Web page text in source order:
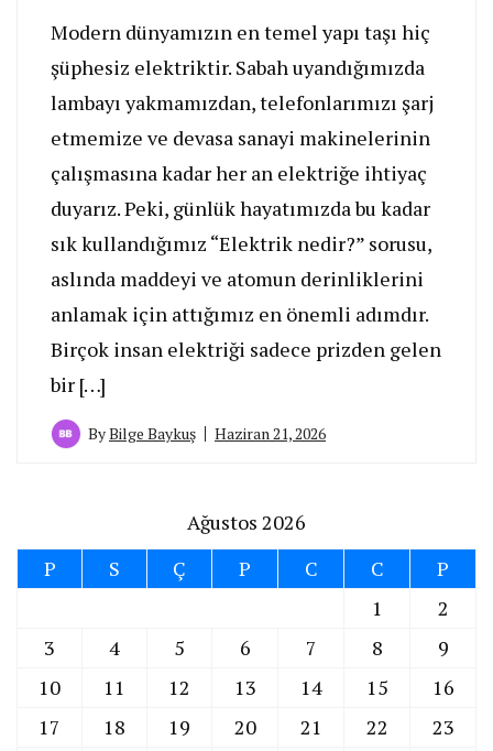
Modern dünyamızın en temel yapı taşı hiç
şüphesiz elektriktir. Sabah uyandığımızda
lambayı yakmamızdan, telefonlarımızı şarj
etmemize ve devasa sanayi makinelerinin
çalışmasına kadar her an elektriğe ihtiyaç
duyarız. Peki, günlük hayatımızda bu kadar
sık kullandığımız “Elektrik nedir?” sorusu,
aslında maddeyi ve atomun derinliklerini
anlamak için attığımız en önemli adımdır.
Birçok insan elektriği sadece prizden gelen
bir […]
ByBilge Baykuş Haziran 21, 2026
Ağustos 2026
P
S Ç P C C
P
1
2
3
4 5 6 7 8
9
10
11 12 13 14 15
16
17
18 19 20 21 22
23